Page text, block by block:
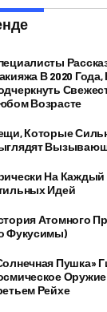
В 2020
Возрасте
Которые
На Каждый
Идей
Атомного
Фукусимы)
Пушка»
Рейхе